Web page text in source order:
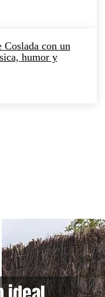
con un
humor y